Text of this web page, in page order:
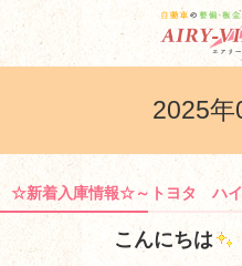
2025年
☆新着入庫情報☆～トヨタ ハイ
こんにちは